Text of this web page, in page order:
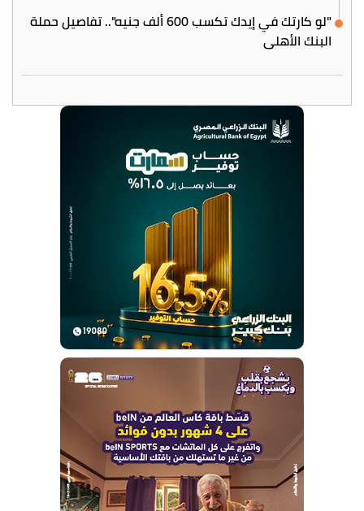
"لو كارتك في إيدك تكسب 600 ألف جنيه".. تفاصيل حملة
البنك الأهلي